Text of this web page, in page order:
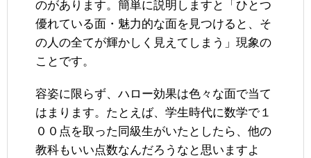
のがあります。簡単に説明しますと「ひとつ
優れている面・魅力的な面を見つけると、そ
の人の全てが輝かしく見えてしまう」現象の
ことです。
容姿に限らず、ハロー効果は色々な面で当て
はまります。たとえば、学生時代に数学で１
００点を取った同級生がいたとしたら、他の
教科もいい点数なんだろうなと思いますよ